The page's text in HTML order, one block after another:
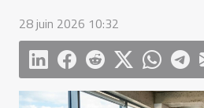
28 juin 2026 10:32